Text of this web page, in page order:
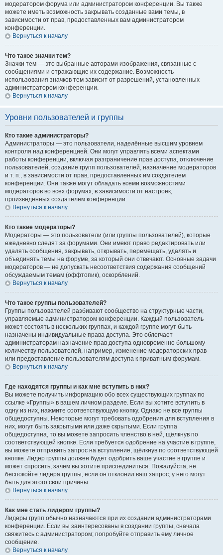
модератором форума или администратором конференции. Вы также
можете иметь возможность закрывать созданные вами темы, в
зависимости от прав, предоставленных вам администратором
конференции.
Вернуться к началу
Что такое значки тем?
Значки тем — это выбранные авторами изображения, связанные с
сообщениями и отражающие их содержание. Возможность
использования значков тем зависит от разрешений, установленных
администратором конференции.
Вернуться к началу
Уровни пользователей и группы
Кто такие администраторы?
Администраторы — это пользователи, наделённые высшим уровнем
контроля над конференцией. Они могут управлять всеми аспектами
работы конференции, включая разграничение прав доступа, отключение
пользователей, создание групп пользователей, назначение модераторов
и т. п., в зависимости от прав, предоставленных им создателем
конференции. Они также могут обладать всеми возможностями
модераторов во всех форумах, в зависимости от настроек,
произведённых создателем конференции.
Вернуться к началу
Кто такие модераторы?
Модераторы — это пользователи (или группы пользователей), которые
ежедневно следят за форумами. Они имеют право редактировать или
удалять сообщения, закрывать, открывать, перемещать, удалять и
объединять темы на форуме, за который они отвечают. Основные задачи
модераторов — не допускать несоответствия содержания сообщений
обсуждаемым темам (оффтопик), оскорблений.
Вернуться к началу
Что такое группы пользователей?
Группы пользователей разбивают сообщество на структурные части,
управляемые администратором конференции. Каждый пользователь
может состоять в нескольких группах, и каждой группе могут быть
назначены индивидуальные права доступа. Это облегчает
администраторам назначение прав доступа одновременно большому
количеству пользователей, например, изменение модераторских прав
или предоставление пользователям доступа к приватным форумам.
Вернуться к началу
Где находятся группы и как мне вступить в них?
Вы можете получить информацию обо всех существующих группах по
ссылке «Группы» в вашем личном разделе. Если вы хотите вступить в
одну из них, нажмите соответствующую кнопку. Однако не все группы
общедоступны. Некоторые могут требовать одобрения для вступления в
них, могут быть закрытыми или даже скрытыми. Если группа
общедоступна, то вы можете запросить членство в ней, щёлкнув по
соответствующей кнопке. Если требуется одобрение на участие в группе,
вы можете отправить запрос на вступление, щёлкнув по соответствующей
кнопке. Лидер группы должен будет одобрить ваше участие в группе и
может спросить, зачем вы хотите присоединиться. Пожалуйста, не
беспокойте лидера группы, если он отклонил ваш запрос; у него могут
быть для этого свои причины.
Вернуться к началу
Как мне стать лидером группы?
Лидеры групп обычно назначаются при их создании администраторами
конференции. Если вы заинтересованы в создании группы, сначала
свяжитесь с администратором; попробуйте отправить ему личное
сообщение.
Вернуться к началу